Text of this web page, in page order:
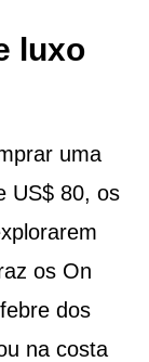
luxo
uma
US$ 80, os
os On
dos
na costa